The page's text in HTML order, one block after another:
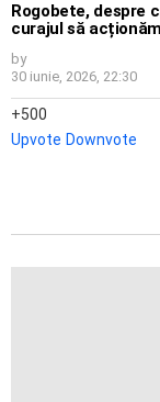
Rogobete, despre
curajul să
by
30 iunie, 2026, 22:30
500
Upvote Downvote